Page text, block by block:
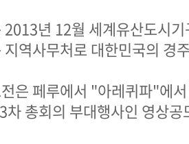
년 12월 세계유산도시
역사무처로 대한민국의 경
은 페루에서 "아레퀴파"에
차 총회의 부대행사인 영상